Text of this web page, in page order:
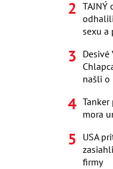
sexu a
našli o
mora
USA
firmy